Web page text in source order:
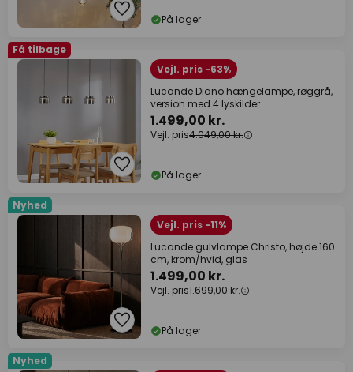
På lager
Få tilbage
Vejl. pris -63%
Lucande Diano hængelampe, røggrå,
version med 4 lyskilder
1.499,00 kr.
Vejl. pris4.049,00 kr.
På lager
Nyhed
Vejl. pris -11%
Lucande gulvlampe Christo, højde 160
cm, krom/hvid, glas
1.499,00 kr.
Vejl. pris1.699,00 kr.
På lager
Nyhed